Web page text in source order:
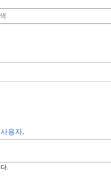
사용자.